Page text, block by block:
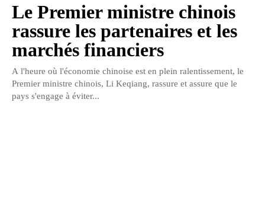
Le Premier ministre chinois
rassure les partenaires et les
marchés financiers
A l'heure où l'économie chinoise est en plein ralentissement, le
Premier ministre chinois, Li Keqiang, rassure et assure que le
pays s'engage à éviter...